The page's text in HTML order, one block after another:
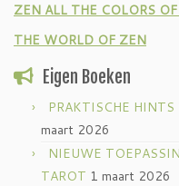
ZEN ALL THE COLORS
THE WORLD OF ZEN
Eigen Boeken
PRAKTISCHE
maart 2026
NIEUWE
TAROT 1 maart 2026